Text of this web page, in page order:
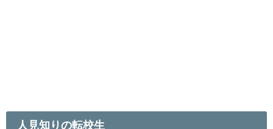
人見知りの転校生